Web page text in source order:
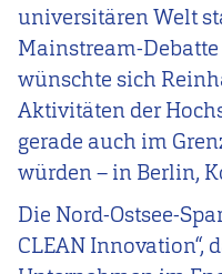
universitären Welt
Mainstream-
wünschte sich
Aktivitäten der
gerade auch im
würden – in Berlin,
Die Nord-Ostsee-
CLEAN Innovation“,